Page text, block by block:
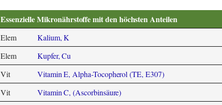
Essenzielle Mikronährstoffe mit den höchsten Anteilen
Elem Kalium, K
Elem
Kupfer, Cu
Vit
Vitamin E, Alpha-Tocopherol (TE, E307)
Vit
Vitamin C, (Ascorbinsäure)